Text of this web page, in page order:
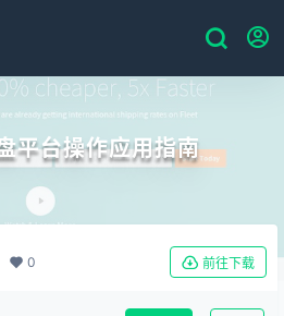
平台操作应用指南
0 前往下载